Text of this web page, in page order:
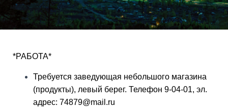
*РАБОТА*
Требуется заведующая небольшого магазина
(продукты), левый берег. Телефон 9-04-01, эл.
адрес: 74879@mail.ru